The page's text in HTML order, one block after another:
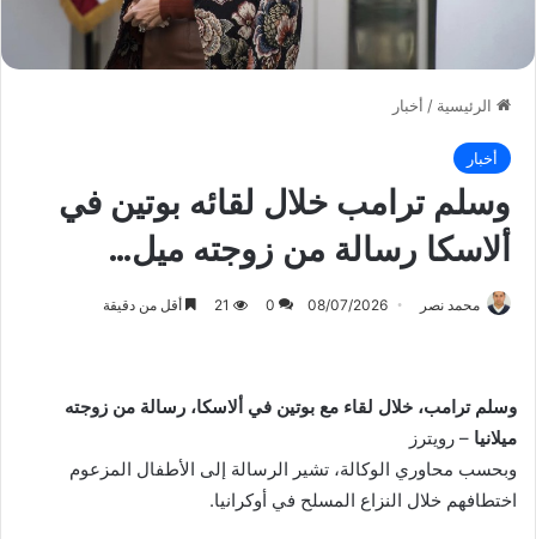
الرئيسية / أخبار
أخبار
وسلم ترامب خلال لقائه بوتين في
ألاسكا رسالة من زوجته ميل…
محمد نصر 08/07/2026
0
21 أقل من دقيقة
وسلم ترامب، خلال لقاء مع بوتين في ألاسكا، رسالة من زوجته
ميلانيا – رويترز
وبحسب محاوري الوكالة، تشير الرسالة إلى الأطفال المزعوم
اختطافهم خلال النزاع المسلح في أوكرانيا.